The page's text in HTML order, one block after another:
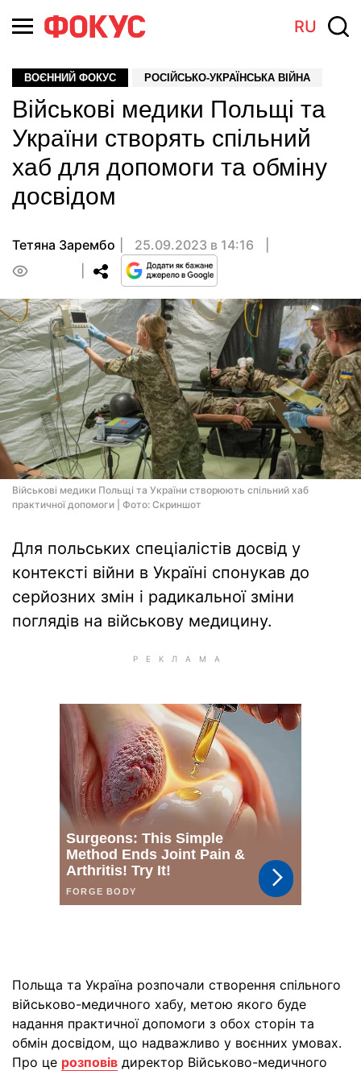
RU
ВОЄННИЙ ФОКУС РОСІЙСЬКО-УКРАЇНСЬКА ВІЙНА
Військові медики Польщі та
України створять спільний
хаб для допомоги та обміну
досвідом
Тетяна Зарембо
25.09.2023 в 14:16
Військові медики Польщі та України створюють спільний хаб
практичної допомоги | Фото: Скриншот
Для польських спеціалістів досвід у
контексті війни в Україні спонукав до
серйозних змін і радикальної зміни
поглядів на військову медицину.
Польща та Україна розпочали створення спільного
військово-медичного хабу, метою якого буде
надання практичної допомоги з обох сторін та
обмін досвідом, що надважливо у воєнних умовах.
Про це розповів директор Військово-медичного